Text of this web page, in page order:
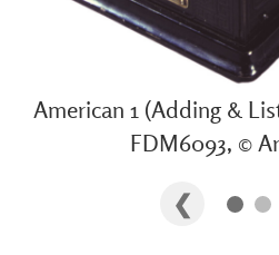
American 1 (Adding &
FDM6093, ©